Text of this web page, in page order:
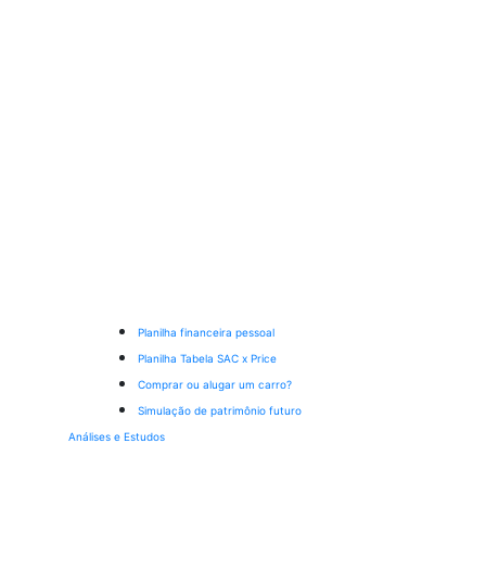
Planilha financeira pessoal
Planilha Tabela SAC x Price
Comprar ou alugar um carro?
Simulação de patrimônio futuro
Análises e Estudos